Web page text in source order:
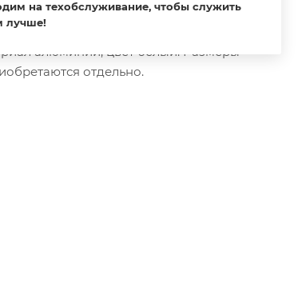
алюминий, цвет белый. Размеры
отдельно.
на техобслуживание, чтобы служить
лучше!